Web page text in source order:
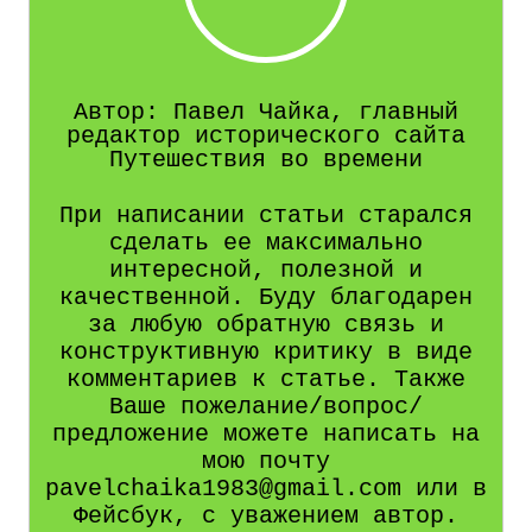
Автор: Павел Чайка, главный
редактор исторического сайта
Путешествия во времени
При написании статьи старался
сделать ее максимально
интересной, полезной и
качественной. Буду благодарен
за любую обратную связь и
конструктивную критику в виде
комментариев к статье. Также
Ваше пожелание/вопрос/
предложение можете написать на
мою почту
pavelchaika1983@gmail.com или в
Фейсбук, с уважением автор.